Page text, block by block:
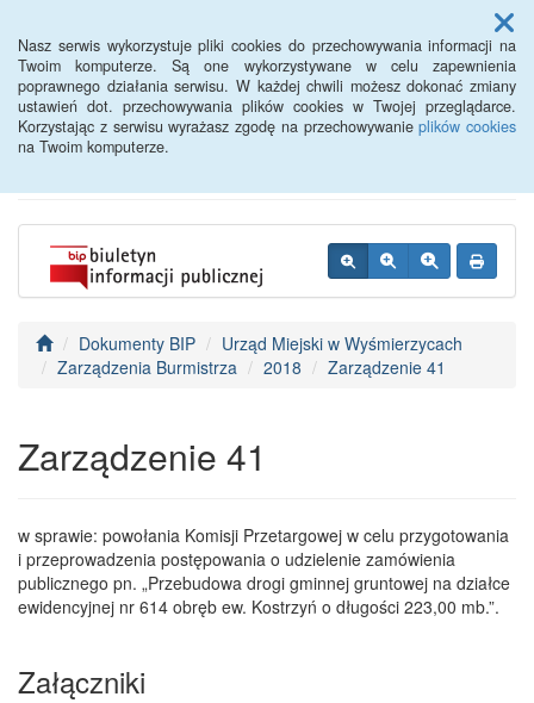
Nasz serwis wykorzystuje pliki cookies do przechowywania informacji na
Twoim komputerze. Są one wykorzystywane w celu zapewnienia
poprawnego działania serwisu. W każdej chwili możesz dokonać zmiany
ustawień dot. przechowywania plików cookies w Twojej przeglądarce.
Korzystając z serwisu wyrażasz zgodę na przechowywanieplików cookies
na Twoim komputerze.
Menu
BIP - Urząd Miejski
Wyśmierzyce
Dokumenty BIP
Urząd Miejski w Wyśmierzycach
Zarządzenia Burmistrza
2018 Zarządzenie 41
Zarządzenie 41
w sprawie: powołania Komisji Przetargowej w celu przygotowania
i przeprowadzenia postępowania o udzielenie zamówienia
publicznego pn. „Przebudowa drogi gminnej gruntowej na działce
ewidencyjnej nr 614 obręb ew. Kostrzyń o długości 223,00 mb.”.
Załączniki